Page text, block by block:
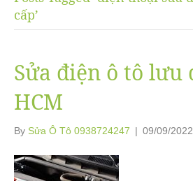
cấp’
Sửa điện ô tô lưu
HCM
By Sửa Ô Tô 0938724247 | 09/09/2022